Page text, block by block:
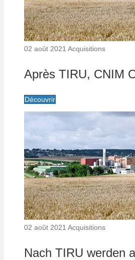
02 août 2021 Acquisitions
Après TIRU, CNIM
Découvrir
02 août 2021 Acquisitions
Nach TIRU werden